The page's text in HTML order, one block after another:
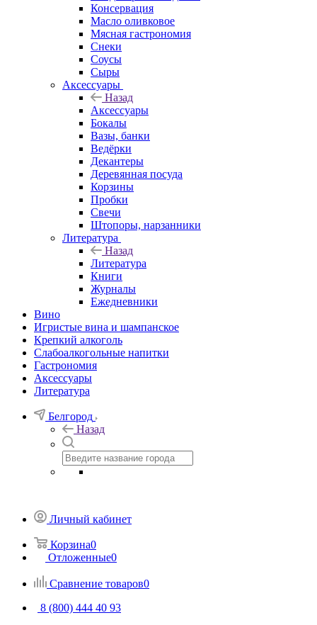
Консервация
Масло оливковое
Мясная гастрономия
Снеки
Соусы
Сыры
Аксессуары
Назад
Аксессуары
Бокалы
Вазы, банки
Ведёрки
Декантеры
Деревянная посуда
Корзины
Пробки
Свечи
Штопоры, нарзанники
Литература
Назад
Литература
Книги
Журналы
Ежедневники
Вино
Игристые вина и шампанское
Крепкий алкоголь
Слабоалкогольные напитки
Гастрономия
Аксессуары
Литература
Белгород
Назад
Личный кабинет
Корзина0
Отложенные0
Сравнение товаров0
8 (800) 444 40 93